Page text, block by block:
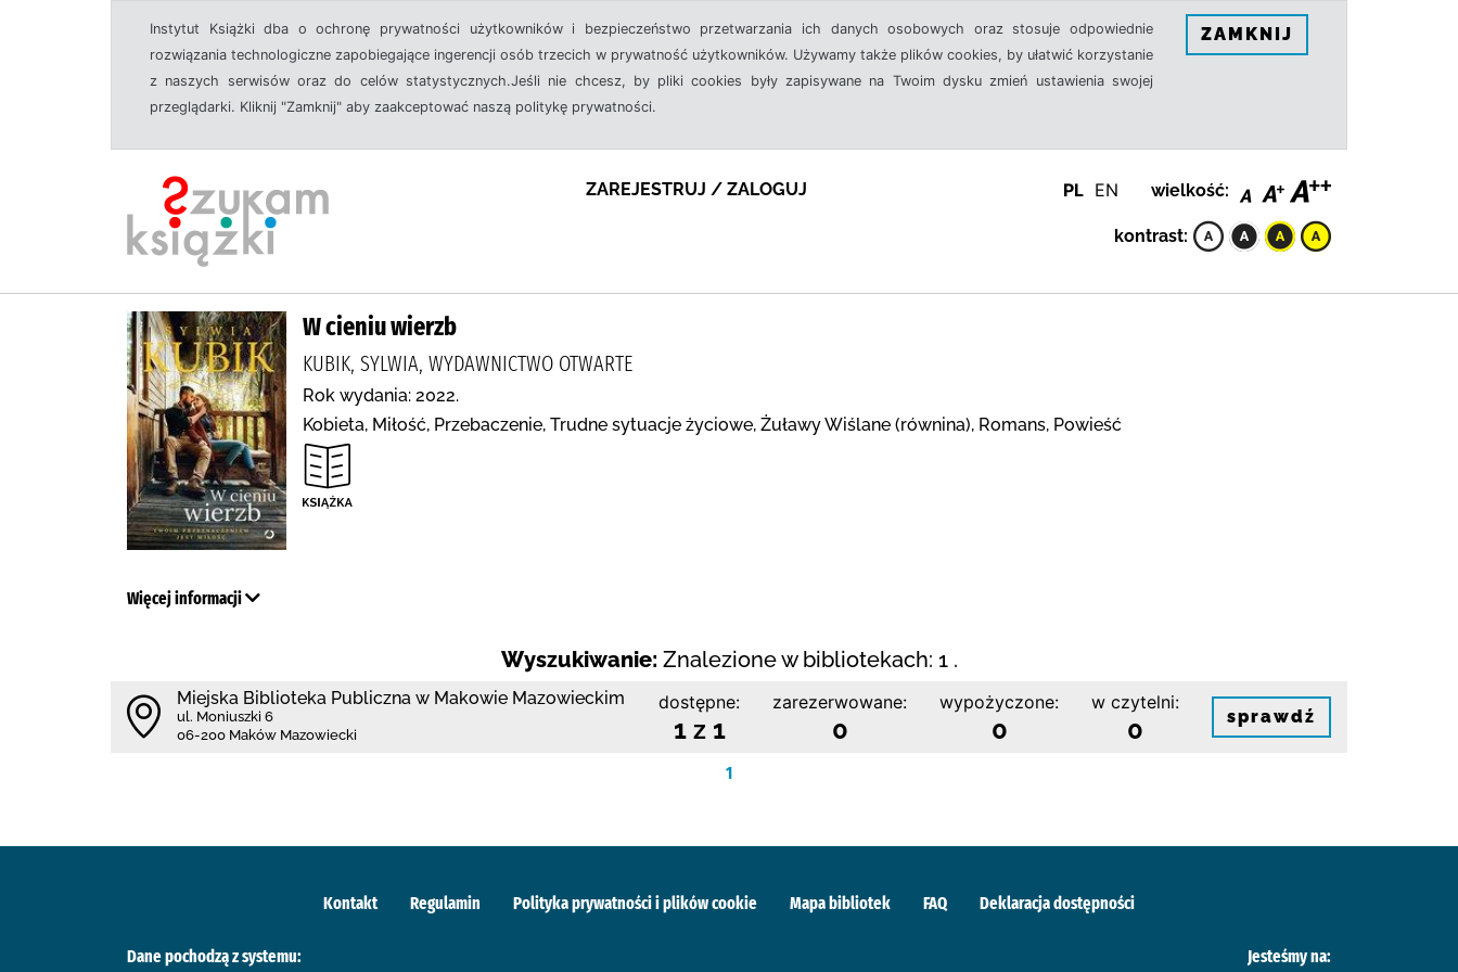
Instytut Książki dba o ochronę prywatności użytkowników i bezpieczeństwo przetwarzania ich danych osobowych oraz stosuje odpowiednie
rozwiązania technologiczne zapobiegające ingerencji osób trzecich w prywatność użytkowników. Używamy także plików cookies, by ułatwić korzystanie
z naszych serwisów oraz do celów statystycznych.Jeśli nie chcesz, by pliki cookies były zapisywane na Twoim dysku zmień ustawienia swojej
przeglądarki. Kliknij "Zamknij" aby zaakceptować naszą politykę prywatności.
ZAMKNIJ
ZAREJESTRUJ / ZALOGUJ PL EN wielkość:
kontrast:
W cieniu wierzb
KUBIK, SYLWIA, WYDAWNICTWO OTWARTE
Rok wydania: 2022.
Kobieta, Miłość, Przebaczenie, Trudne sytuacje życiowe, Żuławy Wiślane (równina), Romans, Powieść
Więcej informacji
Wyszukiwanie: Znalezione w bibliotekach: 1 .
Miejska Biblioteka Publiczna w Makowie Mazowieckim
ul. Moniuszki 6
06-200 Maków Mazowiecki
dostępne:
1 z 1
zarezerwowane:
0
wypożyczone:
0
w czytelni:
0 sprawdź
1
Kontakt Regulamin Polityka prywatności i plików cookie Mapa bibliotek FAQ Deklaracja dostępności
Dane pochodzą z systemu: Jesteśmy na: